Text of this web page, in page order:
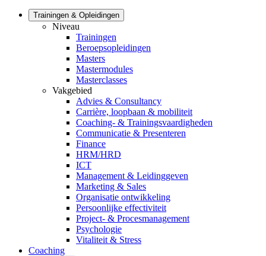
Trainingen & Opleidingen
Niveau
Trainingen
Beroepsopleidingen
Masters
Mastermodules
Masterclasses
Vakgebied
Advies & Consultancy
Carrière, loopbaan & mobiliteit
Coaching- & Trainingsvaardigheden
Communicatie & Presenteren
Finance
HRM/HRD
ICT
Management & Leidinggeven
Marketing & Sales
Organisatie ontwikkeling
Persoonlijke effectiviteit
Project- & Procesmanagement
Psychologie
Vitaliteit & Stress
Coaching